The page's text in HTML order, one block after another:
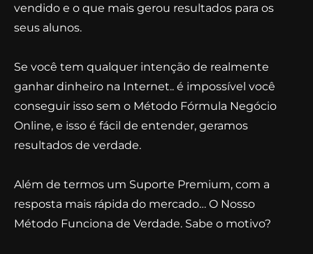
vendido e o que mais gerou resultados para os
seus alunos.
Se você tem qualquer intenção de realmente
ganhar dinheiro na Internet.. é impossível você
conseguir isso sem o Método Fórmula Negócio
Online, e isso é fácil de entender, geramos
resultados de verdade.
Além de termos um Suporte Premium, com a
resposta mais rápida do mercado… O Nosso
Método Funciona de Verdade. Sabe o motivo?